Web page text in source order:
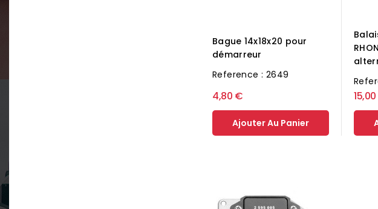
Bague 14x18x20 pour
démarreur
Reference : 2649
4,80 €
Ajouter Au Panier